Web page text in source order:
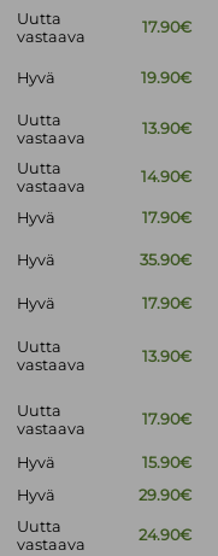
Uutta
vastaava
17.90€
Hyvä 19.90€
Uutta
vastaava
13.90€
Uutta
vastaava
14.90€
Hyvä
17.90€
Hyvä 35.90€
Hyvä
17.90€
Uutta
vastaava
13.90€
Uutta
vastaava
17.90€
Hyvä
15.90€
Hyvä 29.90€
Uutta
vastaava
24.90€